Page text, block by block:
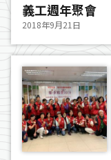
義工週年聚會
2018年9月21日